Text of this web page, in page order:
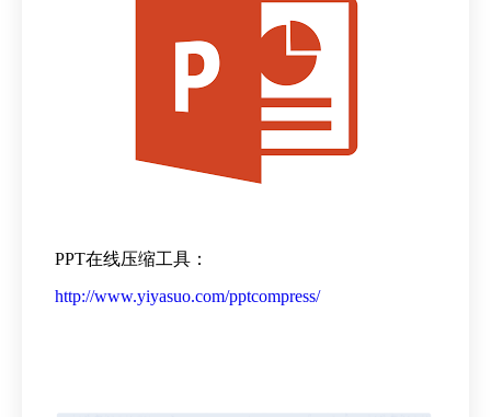
PPT在线压缩工具：
http://www.yiyasuo.com/pptcompress/